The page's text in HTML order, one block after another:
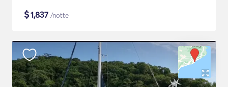
$1,837 /notte